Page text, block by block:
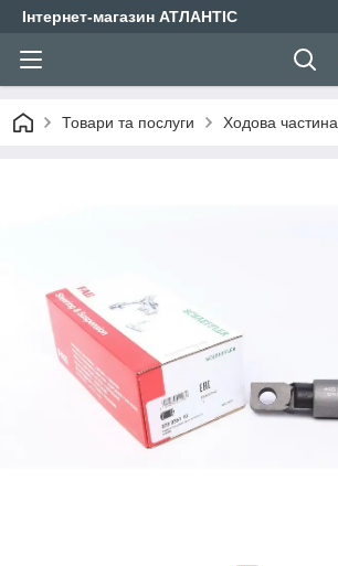
Інтернет-магазин АТЛАНТІС
Товари та послуги Ходова частина